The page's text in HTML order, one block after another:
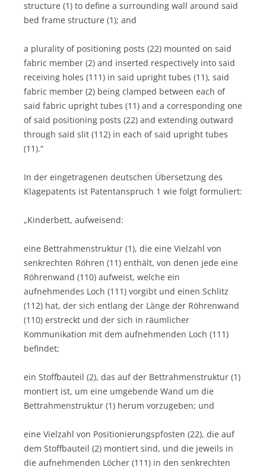
structure (1) to define a surrounding wall around said
bed frame structure (1); and
a plurality of positioning posts (22) mounted on said
fabric member (2) and inserted respectively into said
receiving holes (111) in said upright tubes (11), said
fabric member (2) being clamped between each of
said fabric upright tubes (11) and a corresponding one
of said positioning posts (22) and extending outward
through said slit (112) in each of said upright tubes
(11).“
In der eingetragenen deutschen Übersetzung des
Klagepatents ist Patentanspruch 1 wie folgt formuliert:
„Kinderbett, aufweisend:
eine Bettrahmenstruktur (1), die eine Vielzahl von
senkrechten Röhren (11) enthält, von denen jede eine
Röhrenwand (110) aufweist, welche ein
aufnehmendes Loch (111) vorgibt und einen Schlitz
(112) hat, der sich entlang der Länge der Röhrenwand
(110) erstreckt und der sich in räumlicher
Kommunikation mit dem aufnehmenden Loch (111)
befindet;
ein Stoffbauteil (2), das auf der Bettrahmenstruktur (1)
montiert ist, um eine umgebende Wand um die
Bettrahmenstruktur (1) herum vorzugeben; und
eine Vielzahl von Positionierungspfosten (22), die auf
dem Stoffbauteil (2) montiert sind, und die jeweils in
die aufnehmenden Löcher (111) in den senkrechten